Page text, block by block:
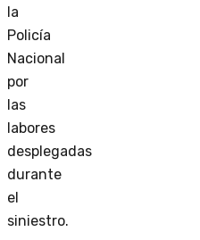
la
Policía
Nacional
por
las
labores
desplegadas
durante
el
siniestro.